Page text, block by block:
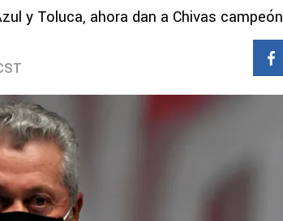
y Toluca, ahora dan a Chivas campeón